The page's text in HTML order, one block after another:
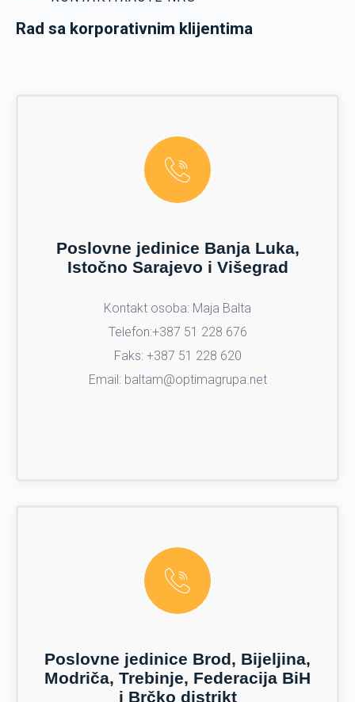
Rad sa korporativnim klijentima
Poslovne jedinice Banja Luka,
Istočno Sarajevo i Višegrad
Kontakt osoba: Maja Balta
Telefon:+387 51 228 676
Faks: +387 51 228 620
Email: baltam@optimagrupa.net
Poslovne jedinice Brod, Bijeljina,
Modriča, Trebinje, Federacija BiH
i Brčko distrikt